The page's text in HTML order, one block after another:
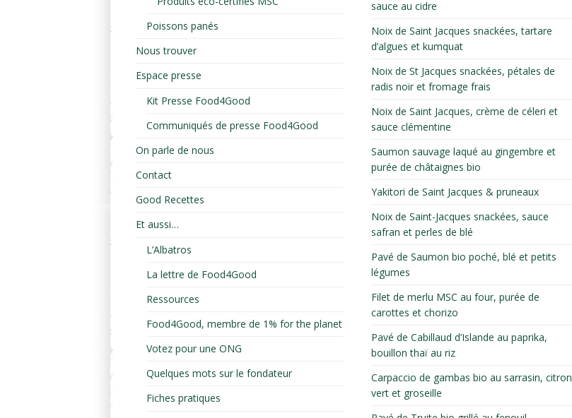
Poissons panés
Nous trouver
Espace presse
Kit Presse Food4Good
Communiqués de presse Food4Good
On parle de nous
Contact
Good Recettes
Et aussi…
L’Albatros
La lettre de Food4Good
Ressources
Food4Good, membre de 1% for the planet
Votez pour une ONG
Quelques mots sur le fondateur
Fiches pratiques
sauce au cidre
Noix de Saint Jacques snackées, tartare
d’algues et kumquat
Noix de St Jacques snackées, pétales de
radis noir et fromage frais
Noix de Saint Jacques, crème de céleri et
sauce clémentine
Saumon sauvage laqué au gingembre et
purée de châtaignes bio
Yakitori de Saint Jacques & pruneaux
Noix de Saint-Jacques snackées, sauce
safran et perles de blé
Pavé de Saumon bio poché, blé et petits
légumes
Filet de merlu MSC au four, purée de
carottes et chorizo
Pavé de Cabillaud d’Islande au paprika,
bouillon thaï au riz
Carpaccio de gambas bio au sarrasin, citron
vert et groseille